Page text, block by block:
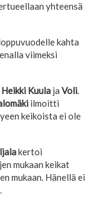
yhteensä
kahta
viimeksi
Heikki Kuula ja Voli.
ilmoitti
keikoista ei ole
kertoi
mukaan keikat
mukaan. Hänellä ei